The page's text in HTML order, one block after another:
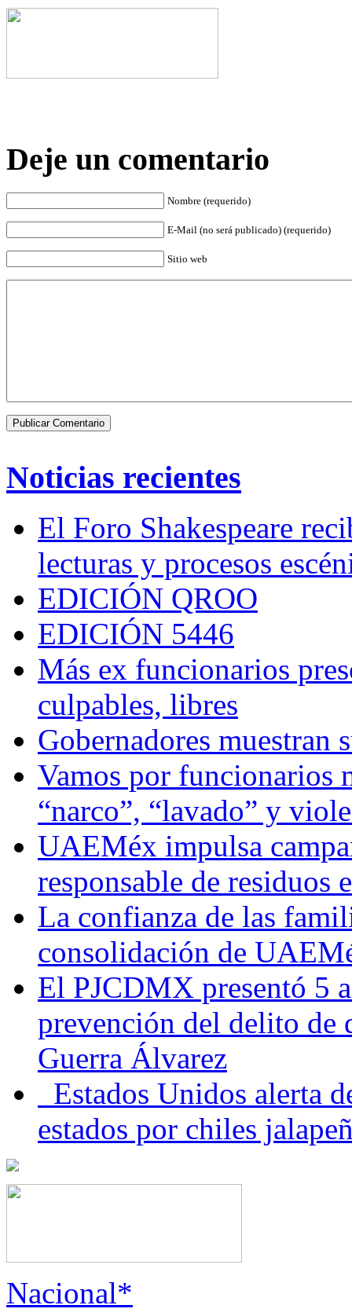
Deje un comentario
Nombre (requerido)
E-Mail (no será publicado) (requerido)
Sitio web
Noticias recientes
El Foro Shakespeare
lecturas y procesos
EDICIÓN QROO
EDICIÓN 5446
Más ex funcionarios
culpables, libres
Gobernadores muestran
Vamos por funcionarios
“narco”, “lavado” y
UAEMéx impulsa
responsable de residuos
La confianza de las
consolidación de
El PJCDMX presentó 5
prevención del delito de
Guerra Álvarez
Estados Unidos alerta
estados por chiles
Nacional*